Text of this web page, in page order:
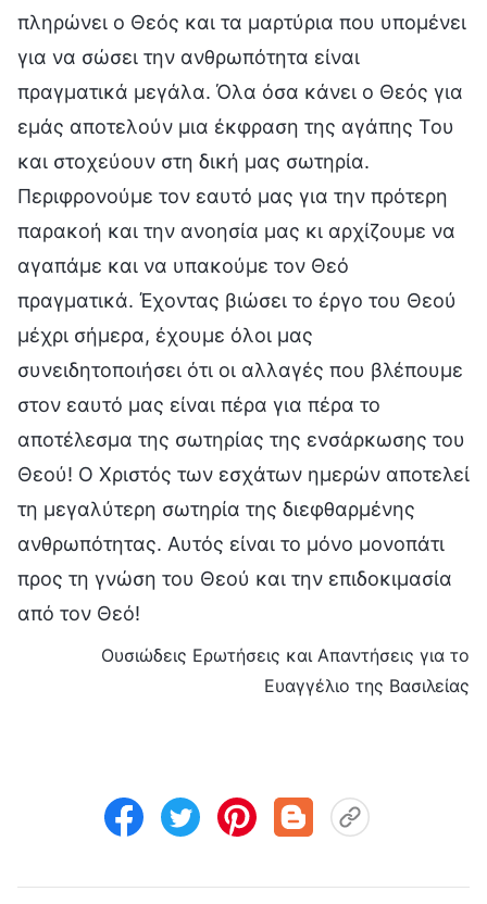
πληρώνει ο Θεός και τα μαρτύρια που υπομένει
για να σώσει την ανθρωπότητα είναι
πραγματικά μεγάλα. Όλα όσα κάνει ο Θεός για
εμάς αποτελούν μια έκφραση της αγάπης Του
και στοχεύουν στη δική μας σωτηρία.
Περιφρονούμε τον εαυτό μας για την πρότερη
παρακοή και την ανοησία μας κι αρχίζουμε να
αγαπάμε και να υπακούμε τον Θεό
πραγματικά. Έχοντας βιώσει το έργο του Θεού
μέχρι σήμερα, έχουμε όλοι μας
συνειδητοποιήσει ότι οι αλλαγές που βλέπουμε
στον εαυτό μας είναι πέρα για πέρα το
αποτέλεσμα της σωτηρίας της ενσάρκωσης του
Θεού! Ο Χριστός των εσχάτων ημερών αποτελεί
τη μεγαλύτερη σωτηρία της διεφθαρμένης
ανθρωπότητας. Αυτός είναι το μόνο μονοπάτι
προς τη γνώση του Θεού και την επιδοκιμασία
από τον Θεό!
Ουσιώδεις Ερωτήσεις και Απαντήσεις για το
Ευαγγέλιο της Βασιλείας